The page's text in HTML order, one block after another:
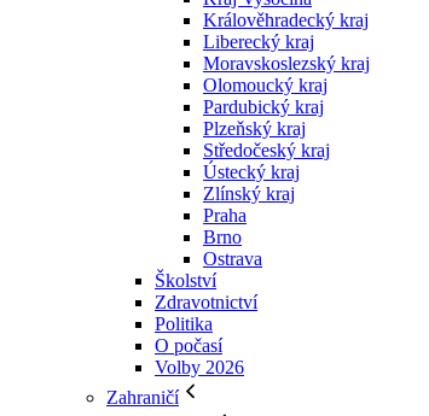
Králověhradecký kraj
Liberecký kraj
Moravskoslezský kraj
Olomoucký kraj
Pardubický kraj
Plzeňský kraj
Středočeský kraj
Ústecký kraj
Zlínský kraj
Praha
Brno
Ostrava
Školství
Zdravotnictví
Politika
O počasí
Volby 2026
Zahraničí